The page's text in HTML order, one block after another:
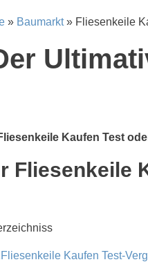
» Baumarkt» Fliesenkeile
Kaufen Test
Fliesenkeile
Kaufen Test-